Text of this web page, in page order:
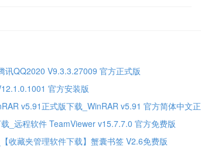
讯QQ2020 V9.3.3.27009 官方正式版
官方安装版
v5.91正式版下载_WinRAR v5.91 官方简体中文正
_远程软件 TeamViewer v15.7.7.0 官方免费版
收藏夹管理软件下载】蟹囊书签 V2.6免费版